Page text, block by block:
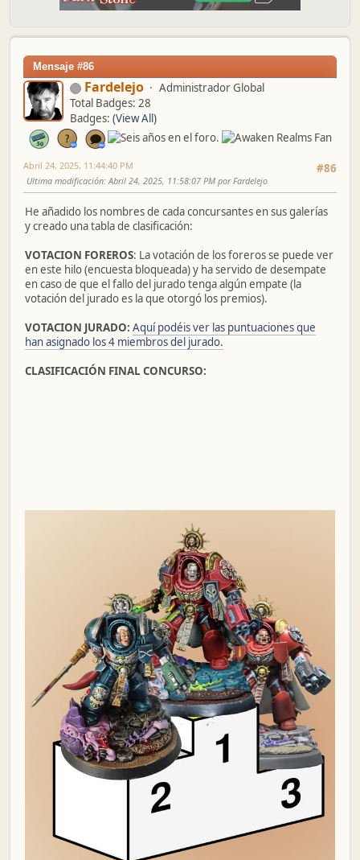
Mensaje #86
Fardelejo
Administrador Global
Total Badges: 28
Badges: (View All)
#86
Abril 24, 2025, 11:44:40 PM
Ultima modificación: Abril 24, 2025, 11:58:07 PM por Fardelejo
He añadido los nombres de cada concursantes en sus galerías
y creado una tabla de clasificación:
VOTACION FOREROS: La votación de los foreros se puede ver
en este hilo (encuesta bloqueada) y ha servido de desempate
en caso de que el fallo del jurado tenga algún empate (la
votación del jurado es la que otorgó los premios).
VOTACION JURADO: Aquí podéis ver las puntuaciones que
han asignado los 4 miembros del jurado.
CLASIFICACIÓN FINAL CONCURSO: